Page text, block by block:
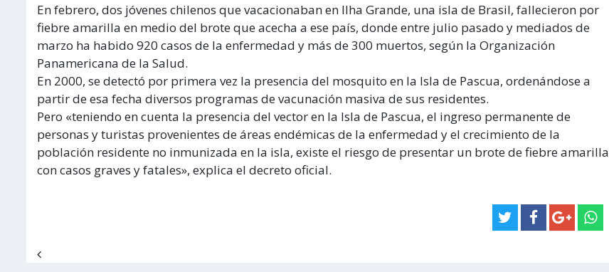
En febrero, dos jóvenes chilenos que vacacionaban en Ilha Grande, una isla de Brasil, fallecieron por
fiebre amarilla en medio del brote que acecha a ese país, donde entre julio pasado y mediados de
marzo ha habido 920 casos de la enfermedad y más de 300 muertos, según la Organización
Panamericana de la Salud.
En 2000, se detectó por primera vez la presencia del mosquito en la Isla de Pascua, ordenándose a
partir de esa fecha diversos programas de vacunación masiva de sus residentes.
Pero «teniendo en cuenta la presencia del vector en la Isla de Pascua, el ingreso permanente de
personas y turistas provenientes de áreas endémicas de la enfermedad y el crecimiento de la
población residente no inmunizada en la isla, existe el riesgo de presentar un brote de fiebre amarilla
con casos graves y fatales», explica el decreto oficial.